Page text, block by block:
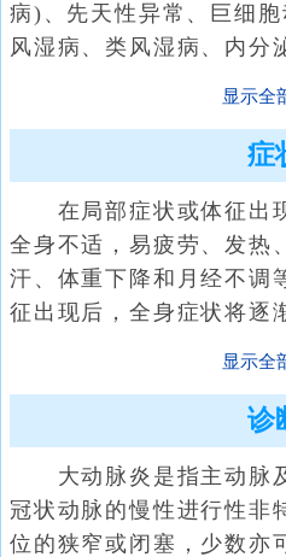
病)、先天性异常、巨细胞
风湿病、类风湿病、内
显示全
症
在局部症状或体征出
全身不适，易疲劳、发热
汗、体重下降和月经不调
征出现后，全身症状将
显示全
诊
大动脉炎是指主动脉
冠状动脉的慢性进行性非
位的狭窄或闭塞，少数亦